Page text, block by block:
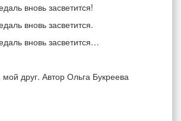
вновь засветится!
вновь засветится.
вновь засветится…
друг. Автор Ольга Букреева